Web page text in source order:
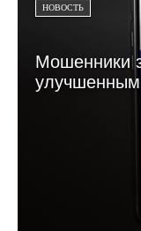
НОВОСТЬ
Мошенники
улучшенным